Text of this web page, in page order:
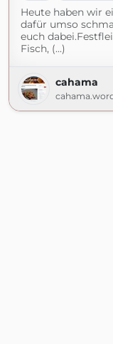
Heute haben wir
dafür umso
euch
Fisch, (...)
cahama